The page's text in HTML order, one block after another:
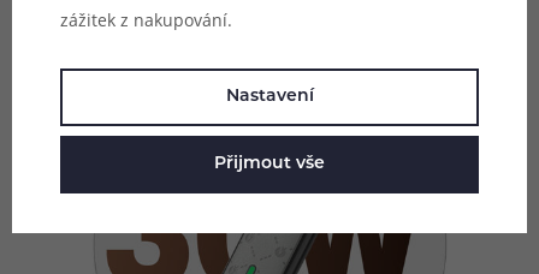
zážitek z nakupování.
Nastavení
Přijmout vše